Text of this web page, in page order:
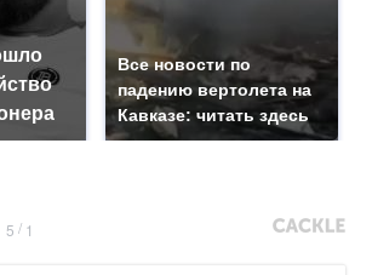
Все новости по
падению вертолета на
Кавказе: читать здесь
5 / 1